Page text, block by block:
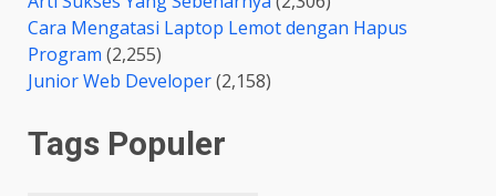
Cara Mengatasi Laptop Lemot dengan Hapus
Program (2,255)
Junior Web Developer(2,158)
Tags Populer